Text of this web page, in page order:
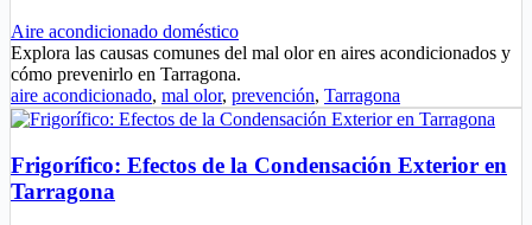
Aire acondicionado doméstico
Explora las causas comunes del mal olor en aires acondicionados y
cómo prevenirlo en Tarragona.
aire acondicionado, mal olor, prevención, Tarragona
Frigorífico: Efectos de la Condensación Exterior en
Tarragona